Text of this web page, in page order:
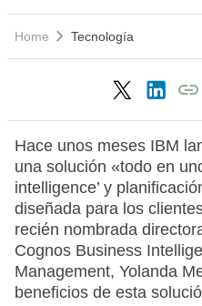
Home Tecnología
Hace unos meses IBM
una solución «todo en
intelligence’ y
diseñada para los
recién nombrada
Cognos Business
Management, Yolanda
beneficios de esta